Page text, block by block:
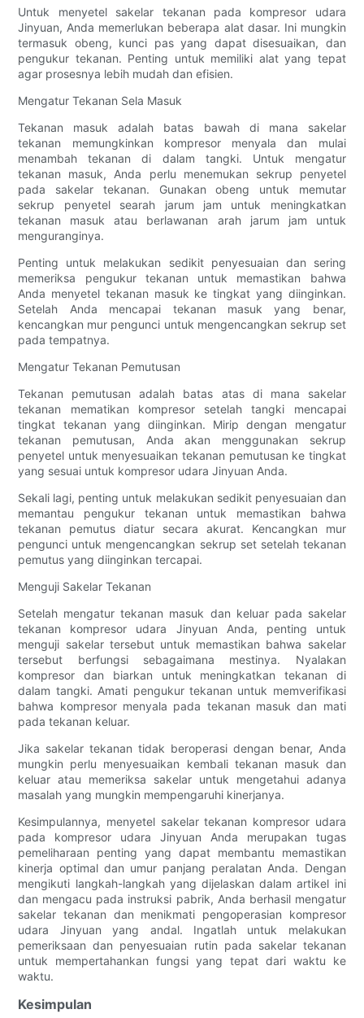
Untuk menyetel sakelar tekanan pada kompresor udara
Jinyuan, Anda memerlukan beberapa alat dasar. Ini mungkin
termasuk obeng, kunci pas yang dapat disesuaikan, dan
pengukur tekanan. Penting untuk memiliki alat yang tepat
agar prosesnya lebih mudah dan efisien.
Mengatur Tekanan Sela Masuk
Tekanan masuk adalah batas bawah di mana sakelar
tekanan memungkinkan kompresor menyala dan mulai
menambah tekanan di dalam tangki. Untuk mengatur
tekanan masuk, Anda perlu menemukan sekrup penyetel
pada sakelar tekanan. Gunakan obeng untuk memutar
sekrup penyetel searah jarum jam untuk meningkatkan
tekanan masuk atau berlawanan arah jarum jam untuk
menguranginya.
Penting untuk melakukan sedikit penyesuaian dan sering
memeriksa pengukur tekanan untuk memastikan bahwa
Anda menyetel tekanan masuk ke tingkat yang diinginkan.
Setelah Anda mencapai tekanan masuk yang benar,
kencangkan mur pengunci untuk mengencangkan sekrup set
pada tempatnya.
Mengatur Tekanan Pemutusan
Tekanan pemutusan adalah batas atas di mana sakelar
tekanan mematikan kompresor setelah tangki mencapai
tingkat tekanan yang diinginkan. Mirip dengan mengatur
tekanan pemutusan, Anda akan menggunakan sekrup
penyetel untuk menyesuaikan tekanan pemutusan ke tingkat
yang sesuai untuk kompresor udara Jinyuan Anda.
Sekali lagi, penting untuk melakukan sedikit penyesuaian dan
memantau pengukur tekanan untuk memastikan bahwa
tekanan pemutus diatur secara akurat. Kencangkan mur
pengunci untuk mengencangkan sekrup set setelah tekanan
pemutus yang diinginkan tercapai.
Menguji Sakelar Tekanan
Setelah mengatur tekanan masuk dan keluar pada sakelar
tekanan kompresor udara Jinyuan Anda, penting untuk
menguji sakelar tersebut untuk memastikan bahwa sakelar
tersebut berfungsi sebagaimana mestinya. Nyalakan
kompresor dan biarkan untuk meningkatkan tekanan di
dalam tangki. Amati pengukur tekanan untuk memverifikasi
bahwa kompresor menyala pada tekanan masuk dan mati
pada tekanan keluar.
Jika sakelar tekanan tidak beroperasi dengan benar, Anda
mungkin perlu menyesuaikan kembali tekanan masuk dan
keluar atau memeriksa sakelar untuk mengetahui adanya
masalah yang mungkin mempengaruhi kinerjanya.
Kesimpulannya, menyetel sakelar tekanan kompresor udara
pada kompresor udara Jinyuan Anda merupakan tugas
pemeliharaan penting yang dapat membantu memastikan
kinerja optimal dan umur panjang peralatan Anda. Dengan
mengikuti langkah-langkah yang dijelaskan dalam artikel ini
dan mengacu pada instruksi pabrik, Anda berhasil mengatur
sakelar tekanan dan menikmati pengoperasian kompresor
udara Jinyuan yang andal. Ingatlah untuk melakukan
pemeriksaan dan penyesuaian rutin pada sakelar tekanan
untuk mempertahankan fungsi yang tepat dari waktu ke
waktu.
Kesimpulan